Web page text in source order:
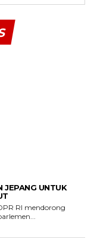
JEPANG UNTUK
RI mendorong